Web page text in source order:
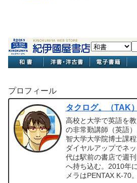
プロフィール
タクログ。（TAK）
高校と大学で英語を
の非常勤講師（英語
智大学大学院博士課
ダイヤルアップでネ
代は駅前の書店で週
へ持ち込む。2010年
メラはPENTAX K-70